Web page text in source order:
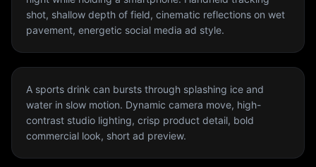
shot, shallow depth of field, cinematic reflections on wet
pavement, energetic social media ad style.
A sports drink can bursts through splashing ice and
water in slow motion. Dynamic camera move, high-
contrast studio lighting, crisp product detail, bold
commercial look, short ad preview.